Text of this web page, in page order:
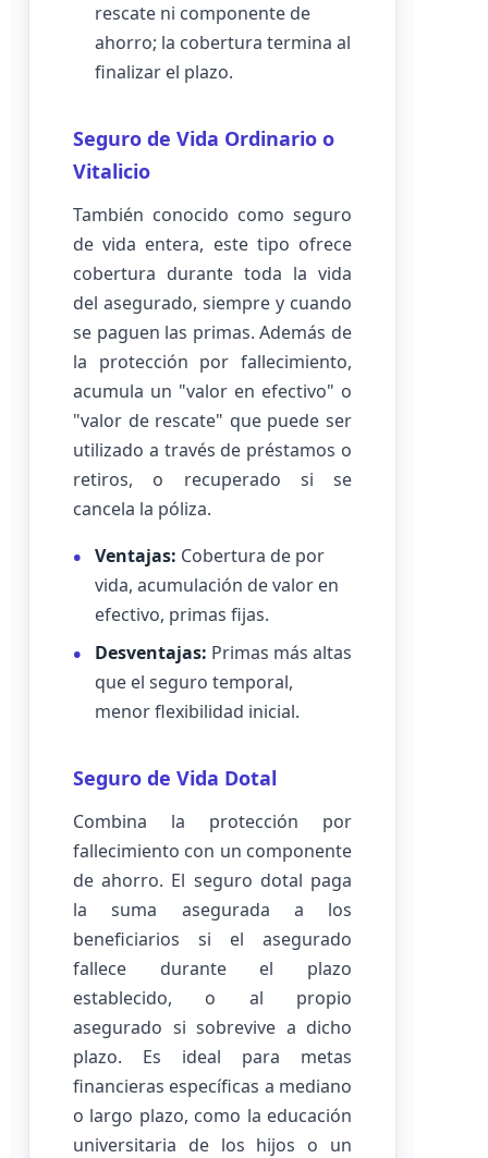
rescate ni componente de
ahorro; la cobertura termina al
finalizar el plazo.
Seguro de Vida Ordinario o
Vitalicio
También conocido como seguro
de vida entera, este tipo ofrece
cobertura durante toda la vida
del asegurado, siempre y cuando
se paguen las primas. Además de
la protección por fallecimiento,
acumula un "valor en efectivo" o
"valor de rescate" que puede ser
utilizado a través de préstamos o
retiros, o recuperado si se
cancela la póliza.
Ventajas: Cobertura de por
vida, acumulación de valor en
efectivo, primas fijas.
Desventajas: Primas más altas
que el seguro temporal,
menor flexibilidad inicial.
Seguro de Vida Dotal
Combina la protección por
fallecimiento con un componente
de ahorro. El seguro dotal paga
la suma asegurada a los
beneficiarios si el asegurado
fallece durante el plazo
establecido, o al propio
asegurado si sobrevive a dicho
plazo. Es ideal para metas
financieras específicas a mediano
o largo plazo, como la educación
universitaria de los hijos o un